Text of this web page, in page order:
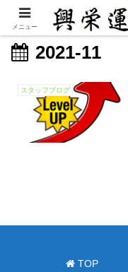
2021-11
スタッフブログ
TOP
メニュー